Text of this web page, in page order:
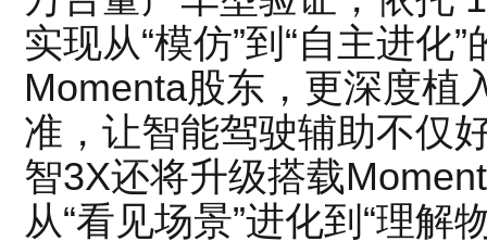
实现从“模仿”到“自主进化
Momenta股东，更深度植
准，让智能驾驶辅助不仅
智3X还将升级搭载
从“看见场景”进化到“理解